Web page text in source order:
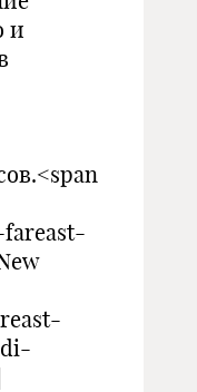
и
fareast-